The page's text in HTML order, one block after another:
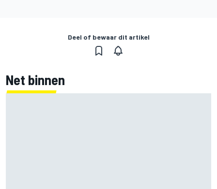
Deel of bewaar dit artikel
Net binnen